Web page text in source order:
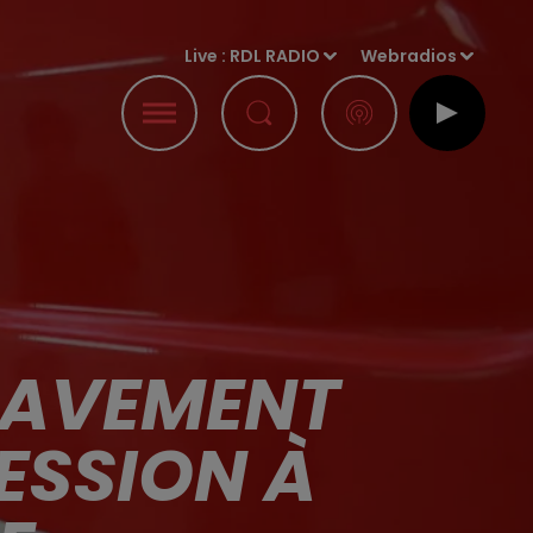
Live : RDL RADIO Webradios
À